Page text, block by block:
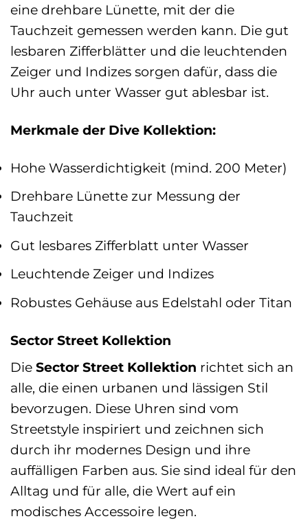
eine drehbare Lünette, mit der die
Tauchzeit gemessen werden kann. Die gut
lesbaren Zifferblätter und die leuchtenden
Zeiger und Indizes sorgen dafür, dass die
Uhr auch unter Wasser gut ablesbar ist.
Merkmale der Dive Kollektion:
Hohe Wasserdichtigkeit (mind. 200 Meter)
Drehbare Lünette zur Messung der
Tauchzeit
Gut lesbares Zifferblatt unter Wasser
Leuchtende Zeiger und Indizes
Robustes Gehäuse aus Edelstahl oder Titan
Sector Street Kollektion
Die Sector Street Kollektion richtet sich an
alle, die einen urbanen und lässigen Stil
bevorzugen. Diese Uhren sind vom
Streetstyle inspiriert und zeichnen sich
durch ihr modernes Design und ihre
auffälligen Farben aus. Sie sind ideal für den
Alltag und für alle, die Wert auf ein
modisches Accessoire legen.